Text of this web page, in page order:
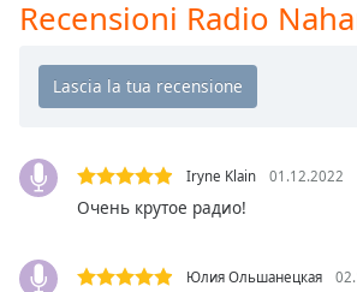
Rate
Chapters
Chapters
Descriptions
descriptions
selected
Recensioni Radio
Iryne Klain 01.12.2022
Очень крутое радио!
Юлия Ольшанецкая